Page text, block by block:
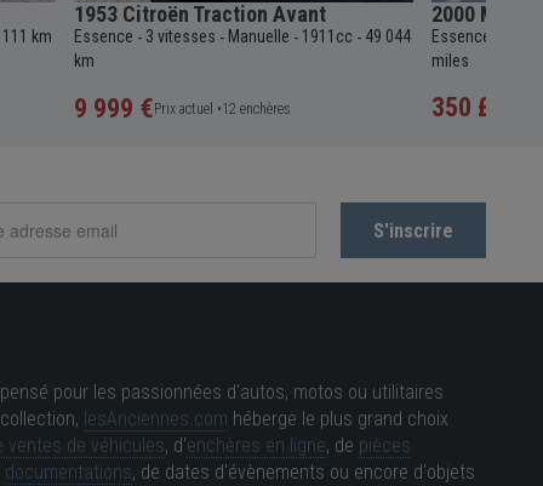
km
1953 Citroën Traction Avant
Essence - 3 vitesses - Manuelle - 1911cc - 49 044
km
9 999 €Prix actuel •12 enchères
2000
Essence
miles
350 £
pour les passionnées d'autos, motos ou utilitaires
lesAnciennes.com héberge le plus grand choix
ventes de véhicules, d'enchères en ligne, de pièces
documentations, de dates d'évènements ou encore d'objets